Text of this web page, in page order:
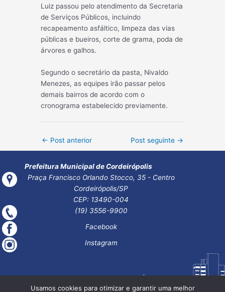
Luiz passou pelo atendimento da Secretaria
de Serviços Públicos, incluindo
recapeamento asfáltico, limpeza das vias
públicas e bueiros, corte de grama, poda de
árvores e galhos.
Segundo o secretário da pasta, Nivaldo
Menezes, as equipes irão passar pelos
demais bairros de acordo com o
cronograma estabelecido previamente.
Post
← Post anterior Post seguinte →
Prefeitura Municipal de Cordeirópolis
Praça Francisco Orlando Stocco, 35 - Centro
Cordeirópolis/SP
CEP: 13490-004
(19) 3556-9900
Facebook
Instagram
Usamos cookies para otimizar e garantir uma melhor